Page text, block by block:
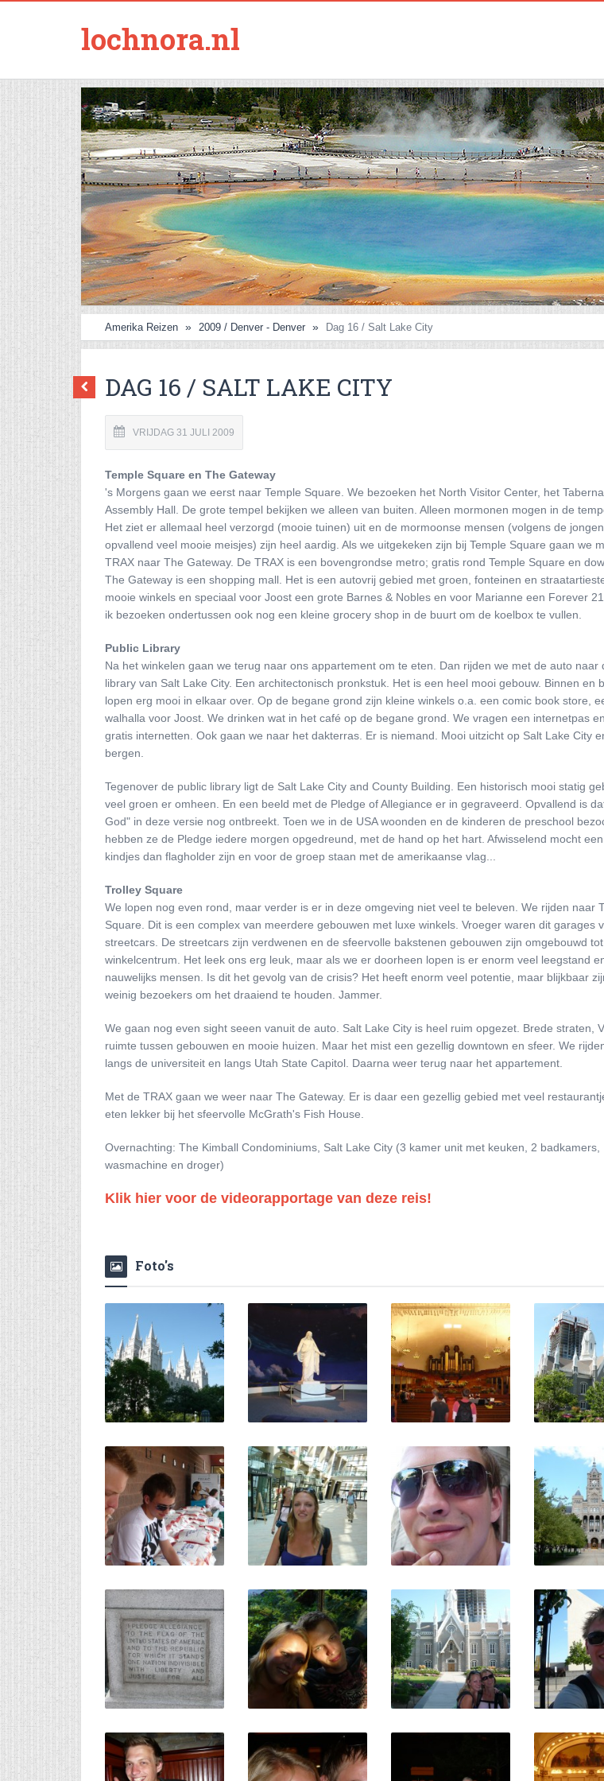
lochnora.nl
Amerika Reizen 2009 / Denver - Denver Dag 16 / Salt Lake City
DAG 16 / SALT LAKE CITY
VRIJDAG 31 JULI 2009
Temple Square en The Gateway
's Morgens gaan we eerst naar Temple Square. We bezoeken het North Visitor Center, het
Assembly Hall. De grote tempel bekijken we alleen van buiten. Alleen mormonen mogen in de
Het ziet er allemaal heel verzorgd (mooie tuinen) uit en de mormoonse mensen (volgens de
opvallend veel mooie meisjes) zijn heel aardig. Als we uitgekeken zijn bij Temple Square gaan we
TRAX naar The Gateway. De TRAX is een bovengrondse metro; gratis rond Temple Square en
The Gateway is een shopping mall. Het is een autovrij gebied met groen, fonteinen en
mooie winkels en speciaal voor Joost een grote Barnes & Nobles en voor Marianne een Forever
ik bezoeken ondertussen ook nog een kleine grocery shop in de buurt om de koelbox te vullen.
Public Library
Na het winkelen gaan we terug naar ons appartement om te eten. Dan rijden we met de auto naar
library van Salt Lake City. Een architectonisch pronkstuk. Het is een heel mooi gebouw. Binnen en
lopen erg mooi in elkaar over. Op de begane grond zijn kleine winkels o.a. een comic book store,
walhalla voor Joost. We drinken wat in het café op de begane grond. We vragen een internetpas
gratis internetten. Ook gaan we naar het dakterras. Er is niemand. Mooi uitzicht op Salt Lake City
bergen.
Tegenover de public library ligt de Salt Lake City and County Building. Een historisch mooi statig
veel groen er omheen. En een beeld met de Pledge of Allegiance er in gegraveerd. Opvallend is
God" in deze versie nog ontbreekt. Toen we in de USA woonden en de kinderen de preschool
hebben ze de Pledge iedere morgen opgedreund, met de hand op het hart. Afwisselend mocht
kindjes dan flagholder zijn en voor de groep staan met de amerikaanse vlag...
Trolley Square
We lopen nog even rond, maar verder is er in deze omgeving niet veel te beleven. We rijden naar
Square. Dit is een complex van meerdere gebouwen met luxe winkels. Vroeger waren dit garages
streetcars. De streetcars zijn verdwenen en de sfeervolle bakstenen gebouwen zijn omgebouwd tot
winkelcentrum. Het leek ons erg leuk, maar als we er doorheen lopen is er enorm veel leegstand
nauwelijks mensen. Is dit het gevolg van de crisis? Het heeft enorm veel potentie, maar blijkbaar
weinig bezoekers om het draaiend te houden. Jammer.
We gaan nog even sight seeen vanuit de auto. Salt Lake City is heel ruim opgezet. Brede straten,
ruimte tussen gebouwen en mooie huizen. Maar het mist een gezellig downtown en sfeer. We
langs de universiteit en langs Utah State Capitol. Daarna weer terug naar het appartement.
Met de TRAX gaan we weer naar The Gateway. Er is daar een gezellig gebied met veel
eten lekker bij het sfeervolle McGrath's Fish House.
Overnachting: The Kimball Condominiums, Salt Lake City (3 kamer unit met keuken, 2 badkamers,
wasmachine en droger)
Klik hier voor de videorapportage van deze reis!
Foto's